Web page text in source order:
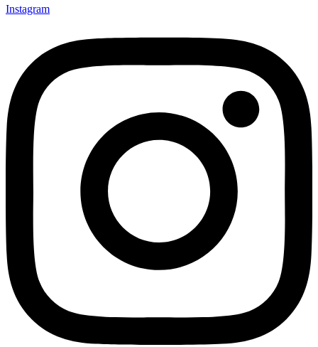
Instagram